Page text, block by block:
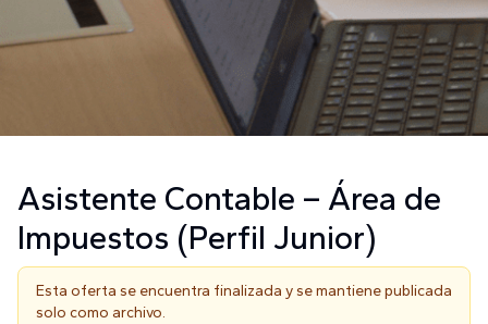
Asistente Contable – Área de
Impuestos (Perfil Junior)
Esta oferta se encuentra finalizada y se mantiene publicada
solo como archivo.